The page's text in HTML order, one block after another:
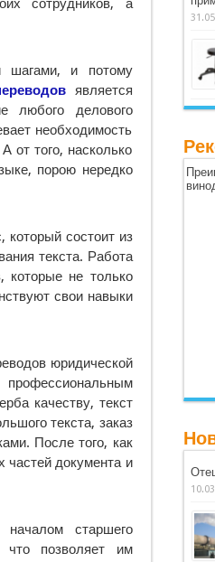
сотрудников, а
шагами, и потому
является
любого делового
необходимость
от того, насколько
порою нередко
состоит из
текста. Работа
которые не только
свои навыки
юридической
качеству, текст
текста, заказ
После того, как
частей документа и
старшего
что позволяет им